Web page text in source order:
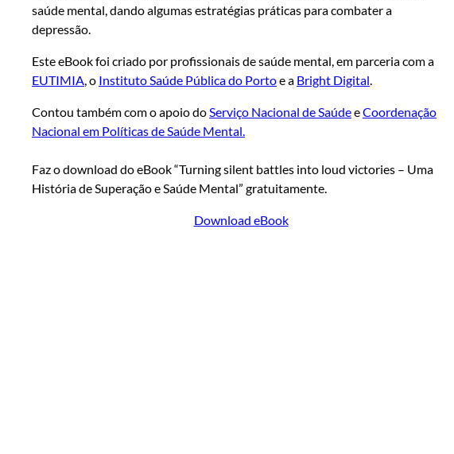
saúde mental, dando algumas estratégias práticas para combater a
depressão.
Este eBook foi criado por profissionais de saúde mental, em parceria com a
EUTIMIA, o Instituto Saúde Pública do Portoe a Bright Digital.
Contou também com o apoio doServiço Nacional de SaúdeeCoordenação
Nacional em Políticas de Saúde Mental.
Faz o download do eBook “Turning silent battles into loud victories – Uma
História de Superação e Saúde Mental” gratuitamente.
Download eBook